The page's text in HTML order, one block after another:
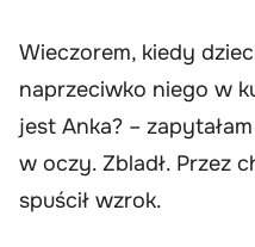
Wieczorem, kiedy
naprzeciwko niego w
jest Anka? –
w oczy. Zbladł. Przez
spuścił wzrok.